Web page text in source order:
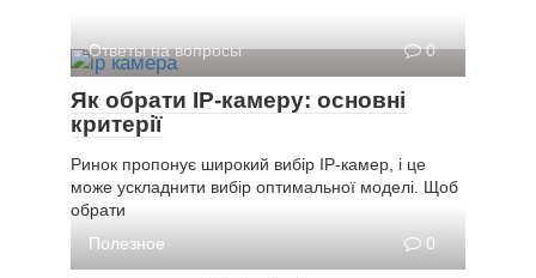
Ответы на вопросы 0
Як обрати IP-камеру: основні
критерії
Ринок пропонує широкий вибір IP-камер, і це
може ускладнити вибір оптимальної моделі. Щоб
обрати
Полезное
0